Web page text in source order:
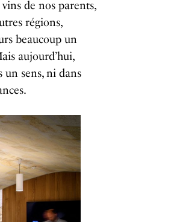
de nos parents,
régions,
beaucoup un
aujourd’hui,
un sens, ni dans